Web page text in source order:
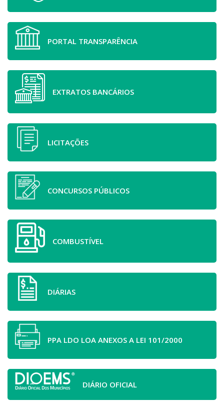
PORTAL TRANSPARÊNCIA
EXTRATOS BANCÁRIOS
LICITAÇÕES
CONCURSOS PÚBLICOS
COMBUSTÍVEL
DIÁRIAS
PPA LDO LOA ANEXOS A LEI 101/2000
DIÁRIO OFICIAL